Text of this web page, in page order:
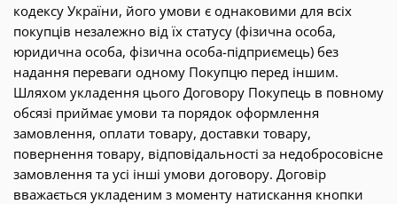
кодексу України, його умови є однаковими для всіх
покупців незалежно від їх статусу (фізична особа,
юридична особа, фізична особа-підприємець) без
надання переваги одному Покупцю перед іншим.
Шляхом укладення цього Договору Покупець в повному
обсязі приймає умови та порядок оформлення
замовлення, оплати товару, доставки товару,
повернення товару, відповідальності за недобросовісне
замовлення та усі інші умови договору. Договір
вважається укладеним з моменту натискання кнопки